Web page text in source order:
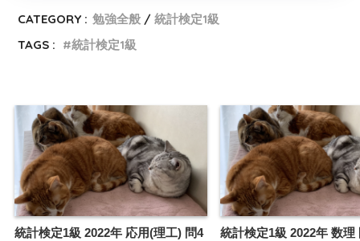
CATEGORY : 勉強全般
統計検定1級
TAGS :
統計検定1級
統計検定1級 2022年 応用(理工) 問4 統計検定1級 2022年 数理